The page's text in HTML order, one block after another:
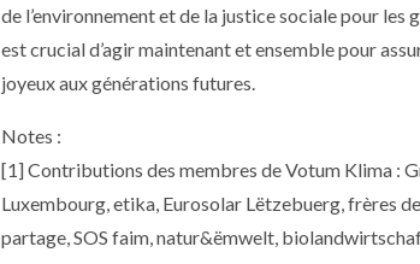
de l’environnement et de la justice sociale pour
est crucial d’agir maintenant et ensemble pour
joyeux aux générations futures.
Notes :
[1] Contributions des membres de Votum Klima :
Luxembourg, etika, Eurosolar Lëtzebuerg, frères
partage, SOS faim, natur&ëmwelt,